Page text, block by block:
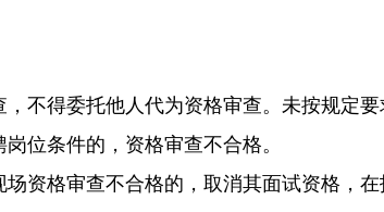
，不得委托他人代为资格审查。未按规定
位条件的，资格审查不合格。
场资格审查不合格的，取消其面试资格